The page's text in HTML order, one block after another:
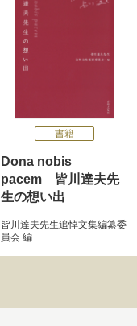
書籍
Dona nobis
pacem 皆川達夫先
生の想い出
皆川達夫先生追悼文集編纂委
員会 編